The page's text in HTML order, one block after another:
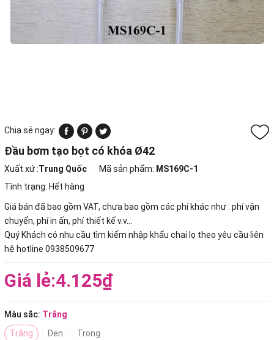
Chia sẻ ngay:
Đầu bơm tạo bọt có khóa Ø42
Xuất xứ :Trung Quốc Mã sản phẩm: MS169C-1
Tình trạng: Hết hàng
Giá bán đã bao gồm VAT, chưa bao gồm các phí khác như : phí vận
chuyển, phí in ấn, phí thiết kế v.v...
Quý Khách có nhu cầu tìm kiếm nhập khẩu chai lọ theo yêu cầu liên
hệ hotline 0938509677
Giá lẻ:4.125₫
Màu sắc: Trắng
Trắng
Đen Trong